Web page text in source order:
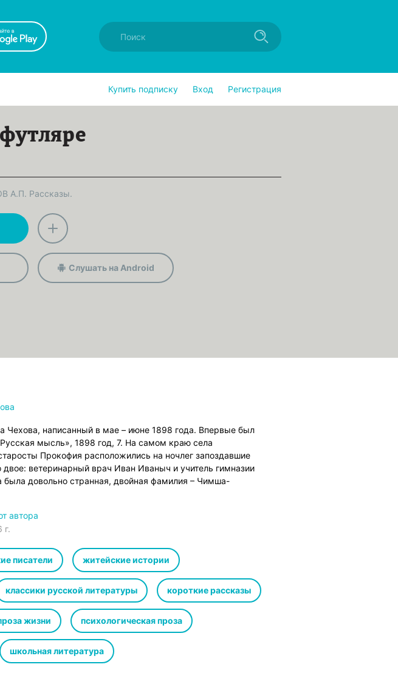
Купить подписку Вход Регистрация
А.П. Рассказы.
Слушать на Android
Чехова, написанный в мае – июне 1898 года. Впервые был
мысль», 1898 год, 7. На самом краю села
Прокофия расположились на ночлег запоздавшие
двое: ветеринарный врач Иван Иваныч и учитель гимназии
довольно странная, двойная фамилия – Чимша-
не шла ему, и его во всей губернии звали просто по имени и
Учитель же гимназии Буркин каждое лето гостил у графов П.
был своим человеком. Музыка в аудиорассказе :
CC BY 3.0
автора
г.
писатели житейские истории
классики русской литературы короткие рассказы
жизни психологическая проза
школьная литература